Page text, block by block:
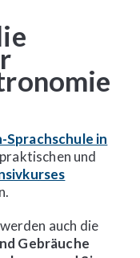
Sprachschule in
und
auch die
Gebräuche